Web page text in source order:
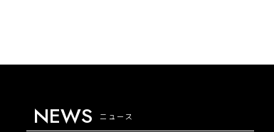
NEWS ニュース